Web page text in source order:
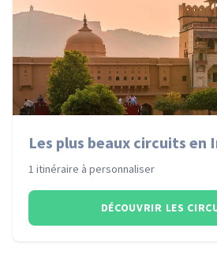
Les plus beaux circuits en
1 itinéraire à personnaliser
DÉCOUVRIR LES